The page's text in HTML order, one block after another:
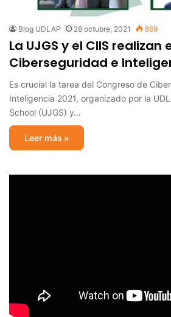
Blog UDLAP 28 octubre, 2021 869
La UJGS y el CIIS
Ciberseguridad e
Es crucial la tarea del Congreso de
Inteligencia 2021, organizado por la
School (UJGS) y…
Leer más »